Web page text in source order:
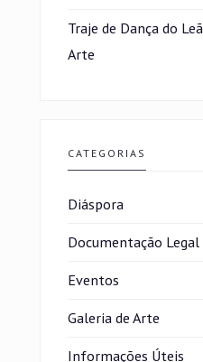
Traje de Dança do
Arte
CATEGORIAS
Diáspora
Documentação Legal
Eventos
Galeria de Arte
Informações Úteis